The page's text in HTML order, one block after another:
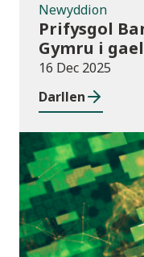
Newyddion
Prifysgol
Gymru i
arferion
deillio
16 Dec 2025
Darllen